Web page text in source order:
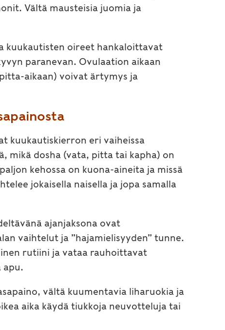
Vältä mausteisia juomia ja
kuukautisten oireet hankaloittavat
paranevan. Ovulaation aikaan
aikaan) voivat ärtymys ja
kuukautiskierron eri vaiheissa
mikä dosha (vata, pitta tai kapha) on
kehossa on kuona-aineita ja missä
jokaisella naisella ja jopa samalla
ajanjaksona ovat
vaihtelut ja ”hajamielisyyden” tunne.
rutiini ja vataa rauhoittavat
apu.
vältä kuumentavia liharuokia ja
aika käydä tiukkoja neuvotteluja tai